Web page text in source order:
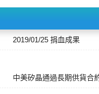
2019/01/25 捐血成果
中美矽晶通過長期供貨合